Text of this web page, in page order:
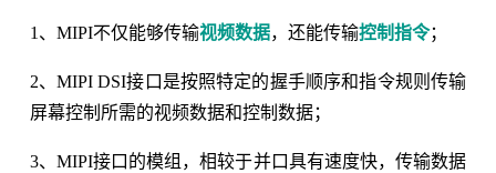
1、MIPI不仅能够传输视频数据，还能传输控制指令；
2、MIPI DSI接口是按照特定的握手顺序和指令规则传输
屏幕控制所需的视频数据和控制数据；
3、MIPI接口的模组，相较于并口具有速度快，传输数据